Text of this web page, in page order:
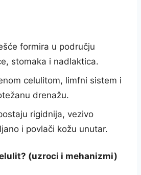
formira u području
stomaka i nadlaktica.
celulitom, limfni sistem i
drenažu.
rigidnija, vezivo
i povlači kožu unutar.
(uzroci i mehanizmi)